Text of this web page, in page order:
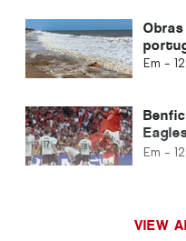
Em -
um
Em -
VIEW